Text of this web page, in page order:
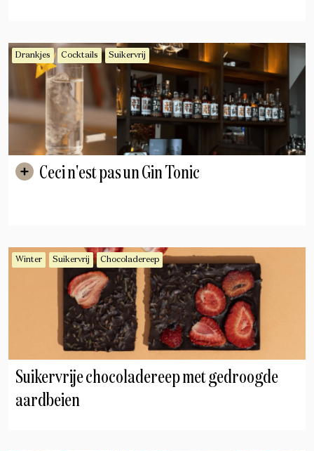
Drankjes Cocktails Suikervrij
Ceci n'est pas un Gin Tonic
Winter Suikervrij Chocoladereep
Suikervrije chocoladereep met gedroogde
aardbeien